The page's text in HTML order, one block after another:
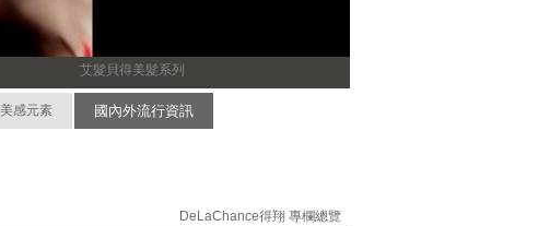
艾髮貝得美髮系列
美感元素 國內外流行資訊
DeLaChance得翔 專欄總覽